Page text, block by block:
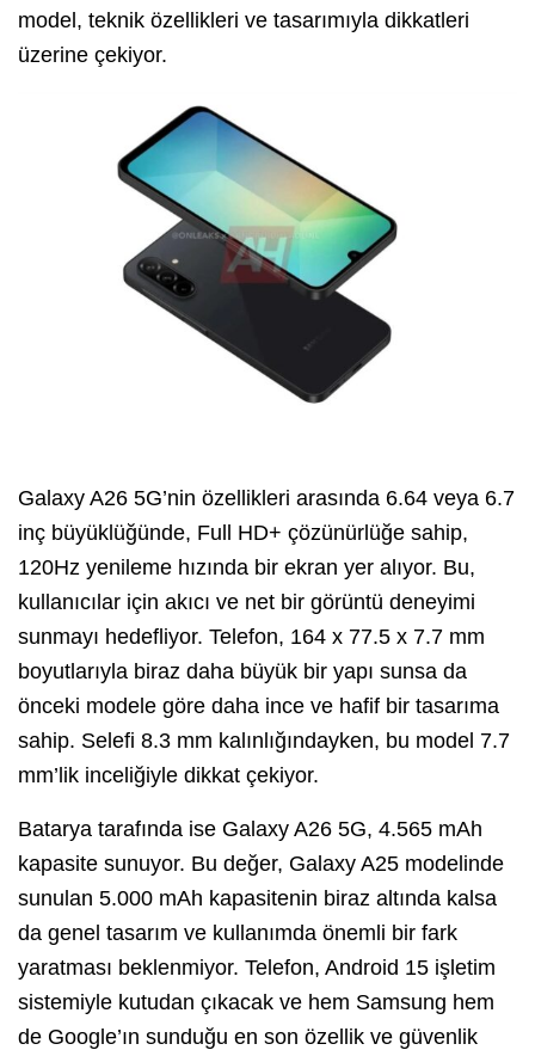
model, teknik özellikleri ve tasarımıyla dikkatleri
üzerine çekiyor.
Galaxy A26 5G’nin özellikleri arasında 6.64 veya 6.7
inç büyüklüğünde, Full HD+ çözünürlüğe sahip,
120Hz yenileme hızında bir ekran yer alıyor. Bu,
kullanıcılar için akıcı ve net bir görüntü deneyimi
sunmayı hedefliyor. Telefon, 164 x 77.5 x 7.7 mm
boyutlarıyla biraz daha büyük bir yapı sunsa da
önceki modele göre daha ince ve hafif bir tasarıma
sahip. Selefi 8.3 mm kalınlığındayken, bu model 7.7
mm’lik inceliğiyle dikkat çekiyor.
Batarya tarafında ise Galaxy A26 5G, 4.565 mAh
kapasite sunuyor. Bu değer, Galaxy A25 modelinde
sunulan 5.000 mAh kapasitenin biraz altında kalsa
da genel tasarım ve kullanımda önemli bir fark
yaratması beklenmiyor. Telefon, Android 15 işletim
sistemiyle kutudan çıkacak ve hem Samsung hem
de Google’ın sunduğu en son özellik ve güvenlik